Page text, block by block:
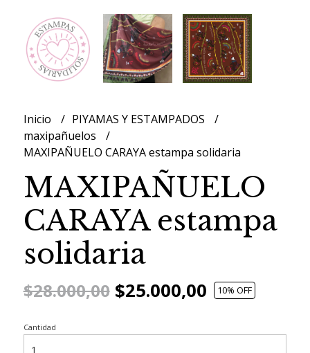
Inicio
PIYAMAS Y ESTAMPADOS
maxipañuelos
MAXIPAÑUELO CARAYA estampa solidaria
MAXIPAÑUELO
CARAYA estampa
solidaria
$28.000,00$25.000,00 10% OFF
Cantidad